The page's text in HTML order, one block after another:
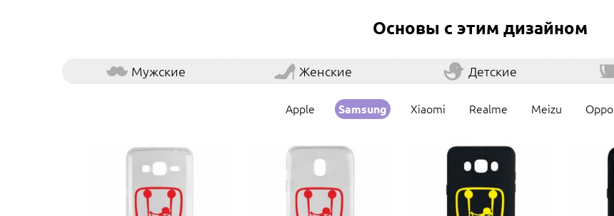
Основы с этим дизайном
Мужские Женские Детские
Apple Samsung Xiaomi Realme Meizu Oppo